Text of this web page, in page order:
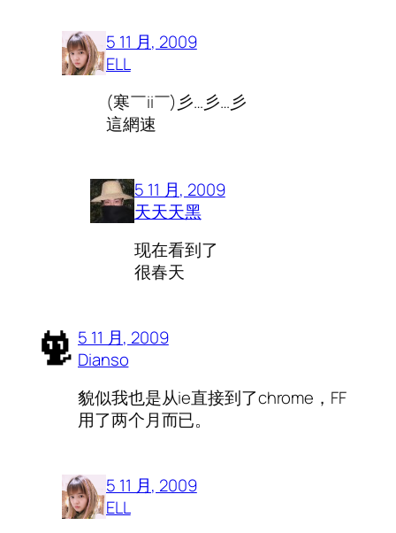
5 11 月, 2009
ELL
(寒￣ii￣)彡…彡…彡
這網速
5 11 月, 2009
天天天黑
现在看到了
很春天
5 11 月, 2009
Dianso
貌似我也是从ie直接到了chrome，FF
用了两个月而已。
5 11 月, 2009
ELL